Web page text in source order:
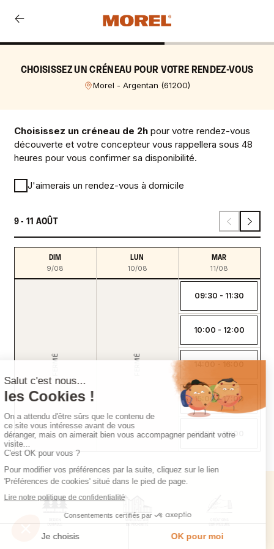
CHOISISSEZ UN CRÉNEAU POUR VOTRE RENDEZ-VOUS
Morel - Argentan (61200)
Choisissez un créneau de 2hpour votre rendez-vous
découverte et votre concepteur vous rappellera sous 48
heures pour vous confirmer sa disponibilité.
J'aimerais un rendez-vous à domicile
9 - 11 AOÛT
DIM
9/08
FERMÉ
LUN
10/08
FERMÉ
MAR
11/08
09:30 - 11:30
10:00 - 12:00
15:00 - 17:00
16:00 - 18:00